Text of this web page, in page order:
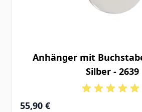
Anhänger mit
Silber - 2639
55,90 €